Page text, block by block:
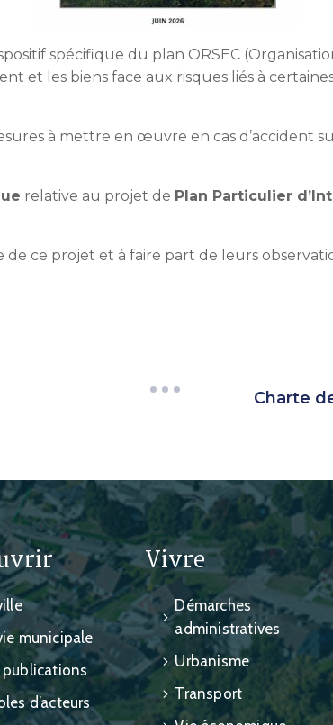
spécifique du plan ORSEC
et les biens face aux risques liés à
à mettre en œuvre en cas d’accident
relative au projet de Plan Particulier
ce projet et à faire part de leurs
Charte
municipale
publications
d’acteurs
Vivre
Démarches
administratives
Urbanisme
Transport